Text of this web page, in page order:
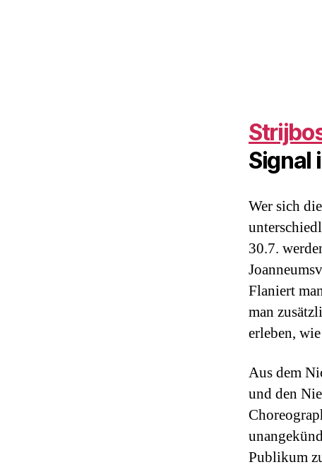
Signal
Wer sich
30.7.
Flaniert
man
erleben,
Aus dem
und den
Publikum